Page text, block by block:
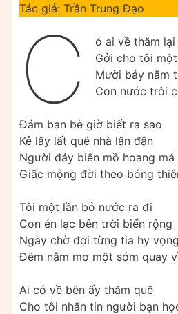
Tác giả: Trần Trung Đạo
C
ó ai về thăm
Gởi cho tôi
Mười bảy năm
Con nước trôi
Đám bạn bè giờ biết ra sao
Kẻ lây lất quê nhà lận đận
Người đáy biển mồ hoang mả
Giấc mộng đời theo bóng
Tôi một lần bỏ nước ra đi
Con én lạc bên trời biển rộng
Ngày chờ đợi từng tia hy vọng
Đêm nằm mơ một sớm quay
Ai có về bên ấy thăm quê
Cho tôi nhắn tin người bạn